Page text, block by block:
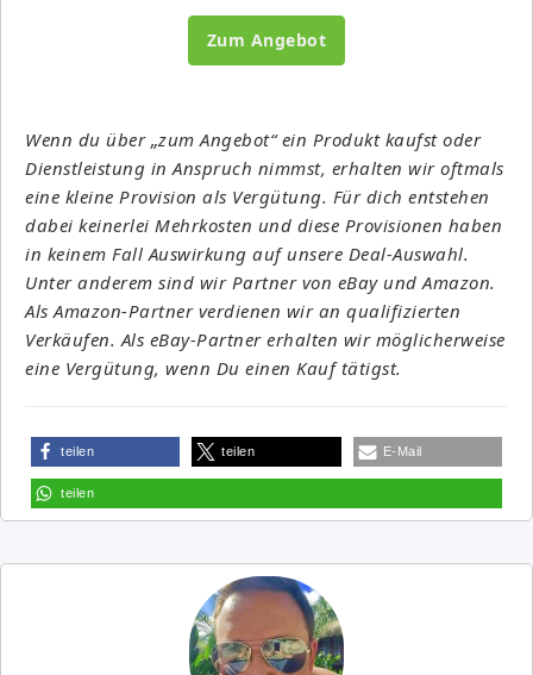
Zum Angebot
Wenn du über „zum Angebot“ ein Produkt kaufst oder
Dienstleistung in Anspruch nimmst, erhalten wir oftmals
eine kleine Provision als Vergütung. Für dich entstehen
dabei keinerlei Mehrkosten und diese Provisionen haben
in keinem Fall Auswirkung auf unsere Deal-Auswahl.
Unter anderem sind wir Partner von eBay und Amazon.
Als Amazon-Partner verdienen wir an qualifizierten
Verkäufen. Als eBay-Partner erhalten wir möglicherweise
eine Vergütung, wenn Du einen Kauf tätigst.
teilen teilen E-Mail
teilen